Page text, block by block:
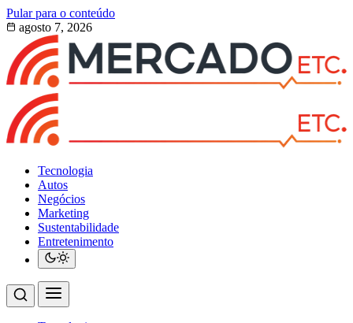
Pular para o conteúdo
agosto 7, 2026
Tecnologia
Autos
Negócios
Marketing
Sustentabilidade
Entretenimento